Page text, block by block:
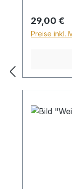
Regulärer
29,00 €
Preise inkl.